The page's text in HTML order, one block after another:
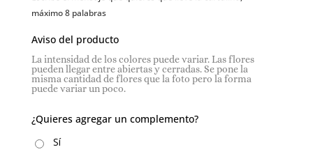
máximo 8 palabras
Aviso del producto
La intensidad de los colores puede variar. Las flores
pueden llegar entre abiertas y cerradas. Se pone la
misma cantidad de flores que la foto pero la forma
puede variar un poco.
¿Quieres agregar un complemento?
Sí